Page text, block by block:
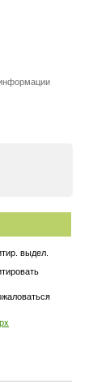
выдел.